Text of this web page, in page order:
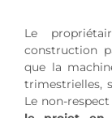
Le
construction
que la
trimestrielles,
Le non-